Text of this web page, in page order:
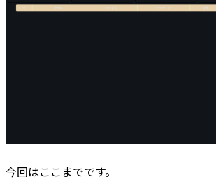
今回はここまでです。